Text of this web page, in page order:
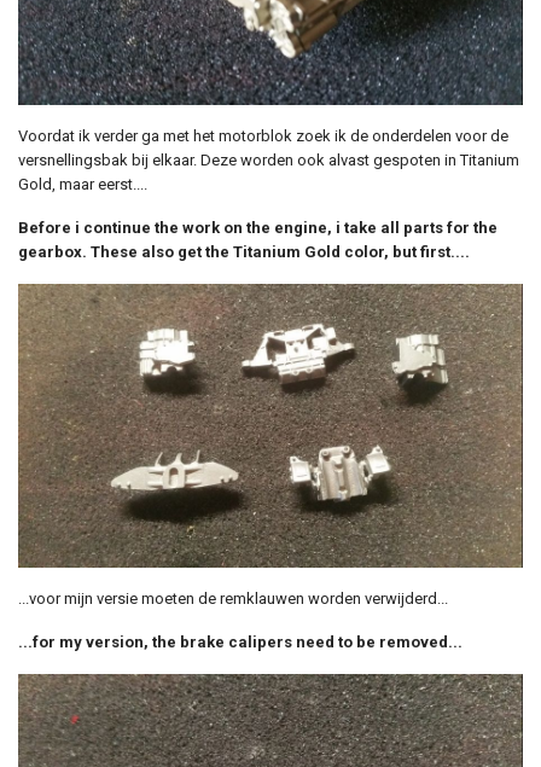
Voordat ik verder ga met het motorblok zoek ik de onderdelen voor de
versnellingsbak bij elkaar. Deze worden ook alvast gespoten in Titanium
Gold, maar eerst....
Before i continue the work on the engine, i take all parts for the
gearbox. These also get the Titanium Gold color, but first....
...voor mijn versie moeten de remklauwen worden verwijderd...
...for my version, the brake calipers need to be removed...